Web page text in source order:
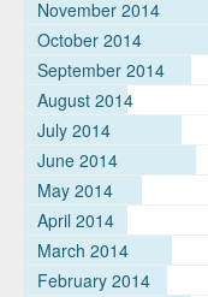
November 2014
October 2014
September 2014
August 2014
July 2014
June 2014
May 2014
April 2014
March 2014
February 2014